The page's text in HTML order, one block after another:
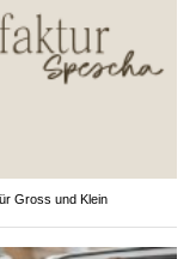
Gross und Klein